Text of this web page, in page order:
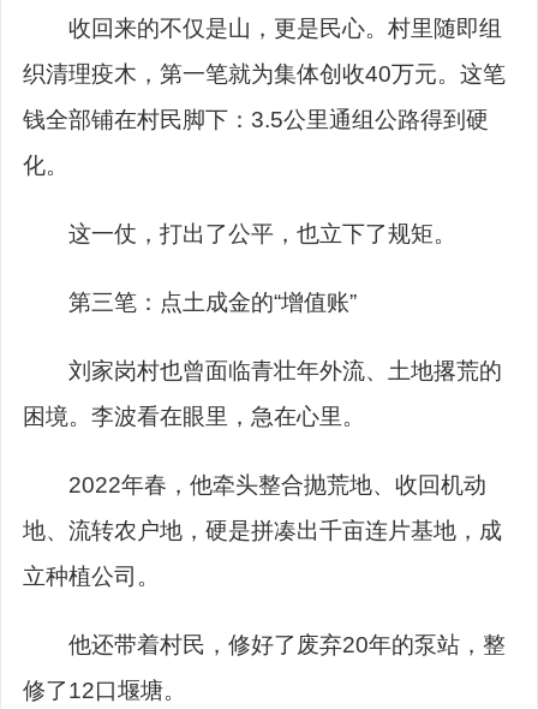
收回来的不仅是山，更是民心。村里随即组
织清理疫木，第一笔就为集体创收40万元。这笔
钱全部铺在村民脚下：3.5公里通组公路得到硬
化。
这一仗，打出了公平，也立下了规矩。
第三笔：点土成金的“增值账”
刘家岗村也曾面临青壮年外流、土地撂荒的
困境。李波看在眼里，急在心里。
2022年春，他牵头整合抛荒地、收回机动
地、流转农户地，硬是拼凑出千亩连片基地，成
立种植公司。
他还带着村民，修好了废弃20年的泵站，整
修了12口堰塘。